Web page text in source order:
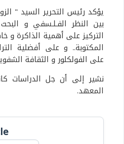
يؤكد رئيس التحرير السيد "
بين النظر الفـلـسفي و
التركيز على أهمية الذاكرة و
المكتوبة.. و على أفضلية
على الفولكلور و الثقافة
نشير إلى أن جل الدراسات
المعهد.